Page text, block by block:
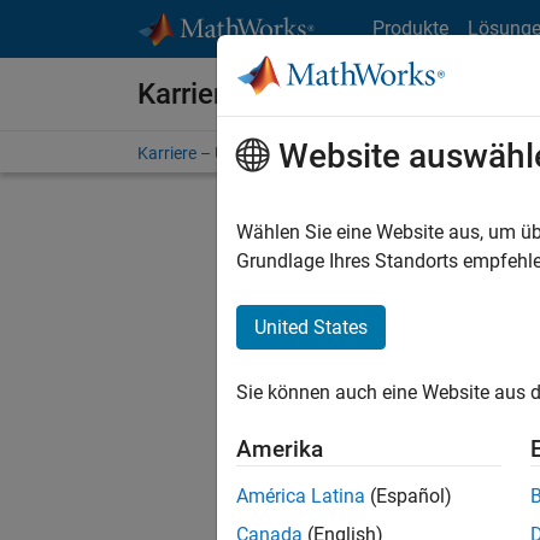
Produkte
Karriere bei MathWorks
Karriere – Übersicht Stellensuche
Stellen
Es
Region
Website
Wählen Sie eine Website aus, um
Grundlage Ihres Standorts
United States
Sie können auch eine Website aus
Amerika
América Latina (Español)
Canada (English)